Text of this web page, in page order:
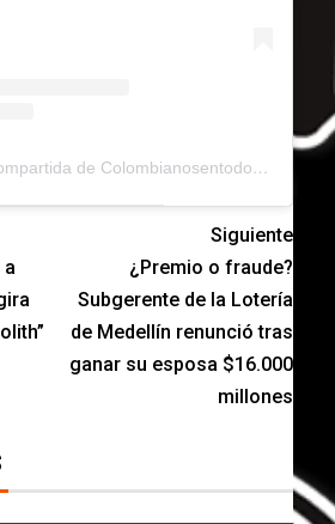
Una publicación compartida de Colombianosentodoelmundo (@colombianosentodoelmundo)
a
Siguiente
¿Premio o fraude?
Subgerente de la Lotería
de Medellín renunció tras
ganar su esposa $16.000
millones